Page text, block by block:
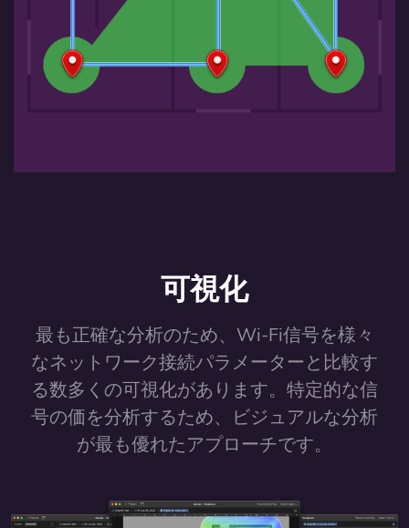
可視化
最も正確な分析のため、Wi-Fi信号を様々
なネットワーク接続パラメーターと比較す
る数多くの可視化があります。特定的な信
号の価を分析するため、ビジュアルな分析
が最も優れたアプローチです。